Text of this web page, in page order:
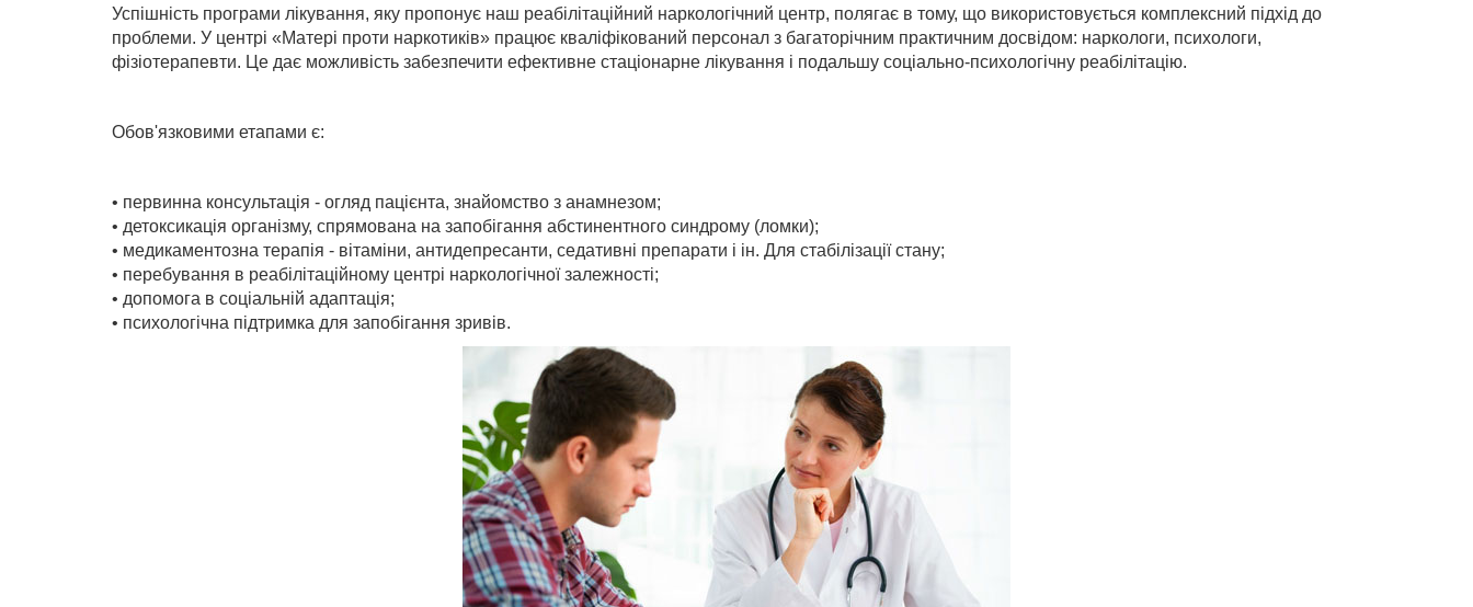
Успішність програми лікування, яку пропонує наш реабілітаційний наркологічний центр, полягає в тому, що використовується комплексний підхід до
проблеми. У центрі «Матері проти наркотиків» працює кваліфікований персонал з багаторічним практичним досвідом: наркологи, психологи,
фізіотерапевти. Це дає можливість забезпечити ефективне стаціонарне лікування і подальшу соціально-психологічну реабілітацію.
Обов'язковими етапами є:
• первинна консультація - огляд пацієнта, знайомство з анамнезом;
• детоксикація організму, спрямована на запобігання абстинентного синдрому (ломки);
• медикаментозна терапія - вітаміни, антидепресанти, седативні препарати і ін. Для стабілізації стану;
• перебування в реабілітаційному центрі наркологічної залежності;
• допомога в соціальній адаптація;
• психологічна підтримка для запобігання зривів.